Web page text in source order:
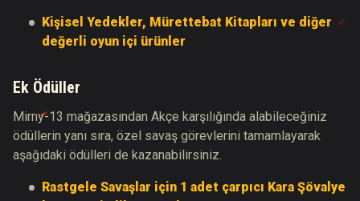
Kişisel Yedekler, Mürettebat Kitapları ve diğer
değerli oyun içi ürünler
Ek Ödüller
Mirny-13 mağazasından Akçe karşılığında alabileceğiniz
ödüllerin yanı sıra, özel savaş görevlerini tamamlayarak
aşağıdaki ödülleri de kazanabilirsiniz.
Rastgele Savaşlar için 1 adet çarpıcı Kara Şövalye